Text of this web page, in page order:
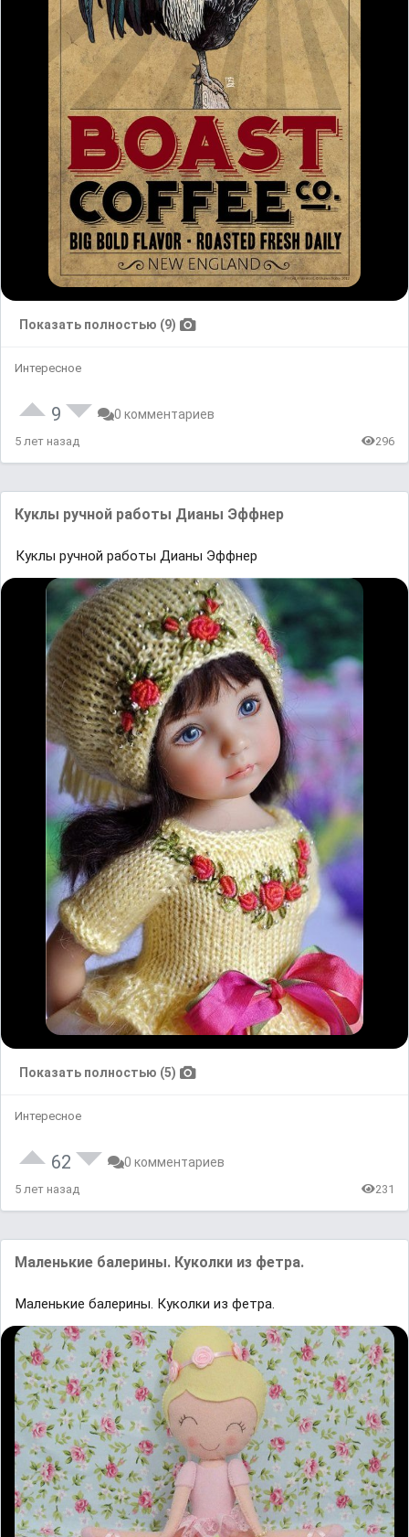
Показать полностью (9)
Интересное
9 0 комментариев
5 лет назад 296
Куклы ручной работы Дианы Эффнер
Куклы ручной работы Дианы Эффнер
Показать полностью (5)
Интересное
62 0 комментариев
5 лет назад 231
Маленькие балерины. Куколки из фетра.
Маленькие балерины. Куколки из фетра.